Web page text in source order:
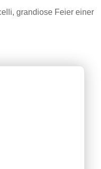
grandiose Feier einer